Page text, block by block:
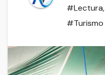
#Lectura,
#Turismo